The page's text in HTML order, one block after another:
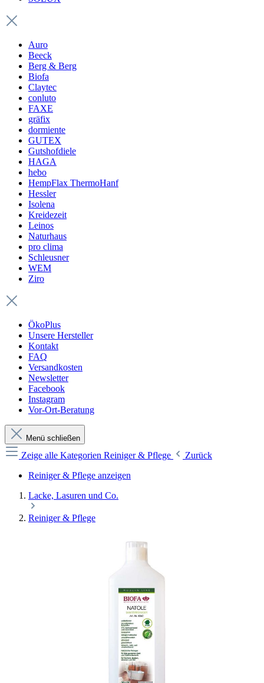
Auro
Beeck
Berg & Berg
Biofa
Claytec
conluto
FAXE
gräfix
dormiente
GUTEX
Gutshofdiele
HAGA
hebo
HempFlax ThermoHanf
Hessler
Isolena
Kreidezeit
Leinos
Naturhaus
pro clima
Schleusner
WEM
Ziro
ÖkoPlus
Unsere Hersteller
Kontakt
FAQ
Versandkosten
Newsletter
Facebook
Instagram
Vor-Ort-Beratung
Menü schließen
Zeige alle Kategorien Reiniger & Pflege
Zurück
Reiniger & Pflege anzeigen
Lacke, Lasuren und Co.
Reiniger & Pflege